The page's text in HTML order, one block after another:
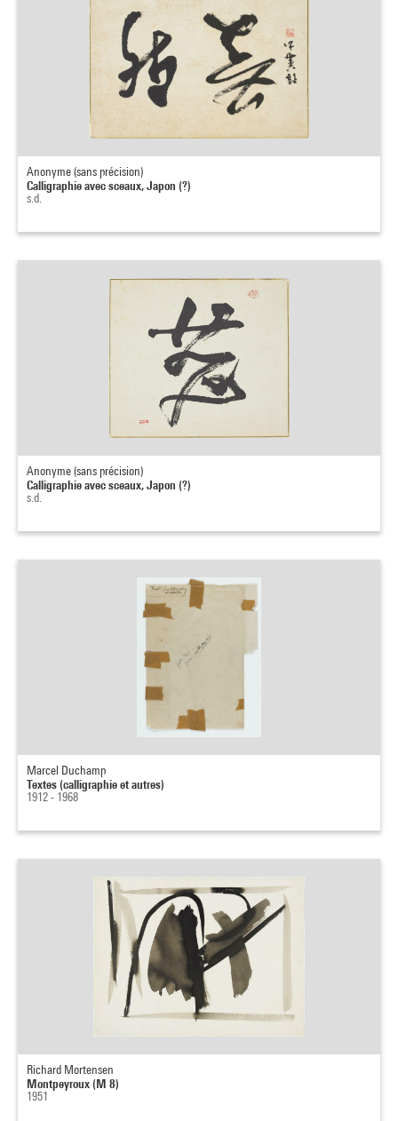
Anonyme (sans précision)
Calligraphie avec sceaux, Japon (?)
s.d.
Anonyme (sans précision)
Calligraphie avec sceaux, Japon (?)
s.d.
Marcel Duchamp
Textes (calligraphie et autres)
1912 - 1968
Richard Mortensen
Montpeyroux (M 8)
1951